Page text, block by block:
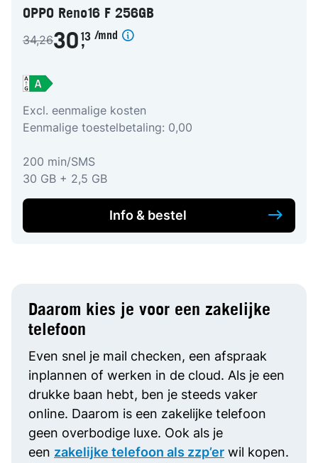
OPPO Reno16 F 256GB
34,2630 ,
13 /mnd
Excl. eenmalige kosten
Eenmalige toestelbetaling: 0,00
200 min/SMS
30 GB + 2,5 GB
Info & bestel
Daarom kies je voor een zakelijke
telefoon
Even snel je mail checken, een afspraak
inplannen of werken in de cloud. Als je een
drukke baan hebt, ben je steeds vaker
online. Daarom is een zakelijke telefoon
geen overbodige luxe. Ook als je
een zakelijke telefoon als zzp’er wil kopen.